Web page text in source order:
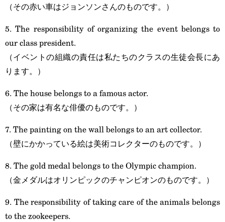
（その赤い車はジョンソンさんのものです。）
5. The responsibility of organizing the event belongs to
our class president.
（イベントの組織の責任は私たちのクラスの生徒会長にあ
ります。）
6. The house belongs to a famous actor.
（その家は有名な俳優のものです。）
7. The painting on the wall belongs to an art collector.
（壁にかかっている絵は美術コレクターのものです。）
8. The gold medal belongs to the Olympic champion.
（金メダルはオリンピックのチャンピオンのものです。）
9. The responsibility of taking care of the animals belongs
to the zookeepers.